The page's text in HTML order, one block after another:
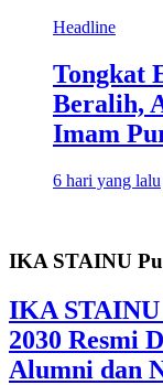
Headline
Tongkat
Beralih,
Imam
6 hari yang lalu
IKA STAINU
IKA STAINU
2030 Resmi
Alumni dan